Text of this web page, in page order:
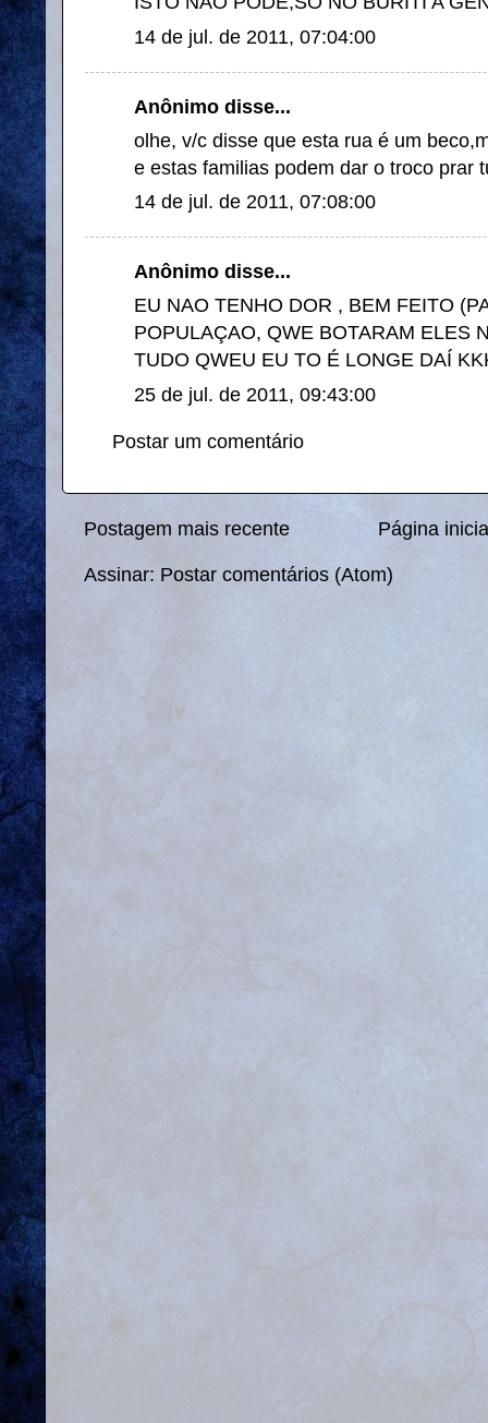
14 de jul. de 2011, 07:04:00
Anônimo disse...
olhe, v/c disse que esta rua é um
e estas familias podem dar o troco prar
14 de jul. de 2011, 07:08:00
Anônimo disse...
EU NAO TENHO DOR , BEM FEITO
POPULAÇAO, QWE BOTARAM ELES
TUDO QWEU EU TO É LONGE DAÍ
25 de jul. de 2011, 09:43:00
Postar um comentário
Postagem mais recente Página
Assinar: Postar comentários (Atom)